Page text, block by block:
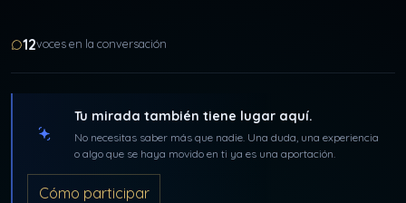
12voces en la conversación
Tu mirada también tiene lugar aquí.
No necesitas saber más que nadie. Una duda, una experiencia
o algo que se haya movido en ti ya es una aportación.
Cómo participar